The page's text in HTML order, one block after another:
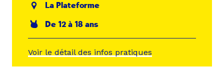
La Plateforme
De 12 à 18 ans
Voir le détail des infos pratiques